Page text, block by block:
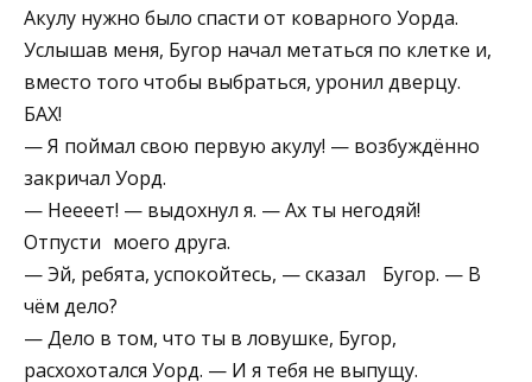
Акулу нужно было спасти от коварного Уорда.
Услышав меня, Бугор начал метаться по клетке и,
вместо того чтобы выбраться, уронил дверцу.
БАХ!
— Я поймал свою первую акулу! — возбуждённо
закричал Уорд.
— Неееет! — выдохнул я. — Ах ты негодяй!
Отпусти моего друга.
— Эй, ребята, успокойтесь, — сказал Бугор. — В
чём дело?
— Дело в том, что ты в ловушке, Бугор,
расхохотался Уорд. — И я тебя не выпущу.